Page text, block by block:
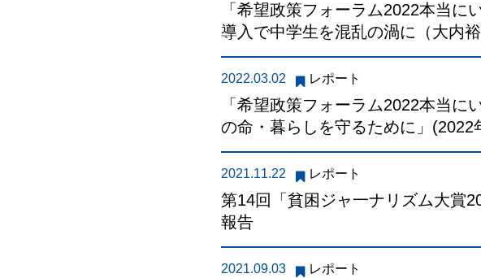
「希望政策フォーラム2022本当
導入で中学生を混乱の渦に（大内
2022.03.02 レポート
「希望政策フォーラム2022本当
の命・暮らしを守るために」(2022
2021.11.22 レポート
第14回「貧困ジャ一ナリズム大賞
報告
2021.09.03 レポート